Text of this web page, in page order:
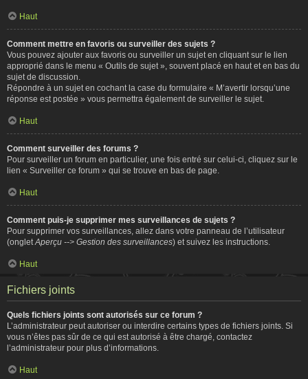
Haut
Comment mettre en favoris ou surveiller des sujets ?
Vous pouvez ajouter aux favoris ou surveiller un sujet en cliquant sur le lien
approprié dans le menu « Outils de sujet », souvent placé en haut et en bas du
sujet de discussion.
Répondre à un sujet en cochant la case du formulaire « M’avertir lorsqu’une
réponse est postée » vous permettra également de surveiller le sujet.
Haut
Comment surveiller des forums ?
Pour surveiller un forum en particulier, une fois entré sur celui-ci, cliquez sur le
lien « Surveiller ce forum » qui se trouve en bas de page.
Haut
Comment puis-je supprimer mes surveillances de sujets ?
Pour supprimer vos surveillances, allez dans votre panneau de l’utilisateur
(onglet Aperçu --> Gestion des surveillances) et suivez les instructions.
Haut
Fichiers joints
Quels fichiers joints sont autorisés sur ce forum ?
L’administrateur peut autoriser ou interdire certains types de fichiers joints. Si
vous n’êtes pas sûr de ce qui est autorisé à être chargé, contactez
l’administrateur pour plus d’informations.
Haut